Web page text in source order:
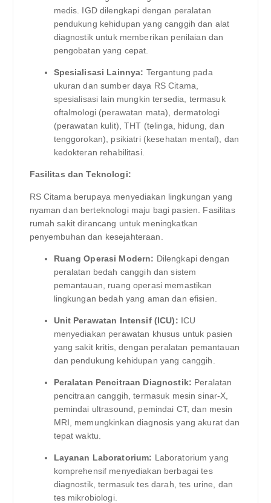
medis. IGD dilengkapi dengan peralatan
pendukung kehidupan yang canggih dan alat
diagnostik untuk memberikan penilaian dan
pengobatan yang cepat.
Spesialisasi Lainnya: Tergantung pada
ukuran dan sumber daya RS Citama,
spesialisasi lain mungkin tersedia, termasuk
oftalmologi (perawatan mata), dermatologi
(perawatan kulit), THT (telinga, hidung, dan
tenggorokan), psikiatri (kesehatan mental), dan
kedokteran rehabilitasi.
Fasilitas dan Teknologi:
RS Citama berupaya menyediakan lingkungan yang
nyaman dan berteknologi maju bagi pasien. Fasilitas
rumah sakit dirancang untuk meningkatkan
penyembuhan dan kesejahteraan.
Ruang Operasi Modern: Dilengkapi dengan
peralatan bedah canggih dan sistem
pemantauan, ruang operasi memastikan
lingkungan bedah yang aman dan efisien.
Unit Perawatan Intensif (ICU): ICU
menyediakan perawatan khusus untuk pasien
yang sakit kritis, dengan peralatan pemantauan
dan pendukung kehidupan yang canggih.
Peralatan Pencitraan Diagnostik: Peralatan
pencitraan canggih, termasuk mesin sinar-X,
pemindai ultrasound, pemindai CT, dan mesin
MRI, memungkinkan diagnosis yang akurat dan
tepat waktu.
Layanan Laboratorium: Laboratorium yang
komprehensif menyediakan berbagai tes
diagnostik, termasuk tes darah, tes urine, dan
tes mikrobiologi.